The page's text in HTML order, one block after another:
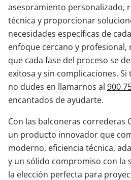
asesoramiento personalizado,
técnica y proporcionar
necesidades específicas de
enfoque cercano y profesional,
que cada fase del proceso se
exitosa y sin complicaciones.
no dudes en llamarnos al 900
encantados de ayudarte.
Con las balconeras correderas
un producto innovador que
moderno, eficiencia técnica,
y un sólido compromiso con la
la elección perfecta para